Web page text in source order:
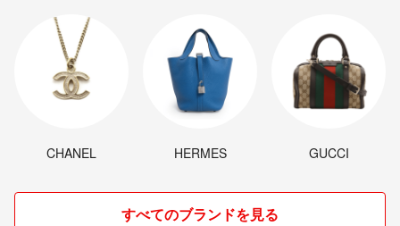
CHANEL HERMES GUCCI
すべてのブランドを見る